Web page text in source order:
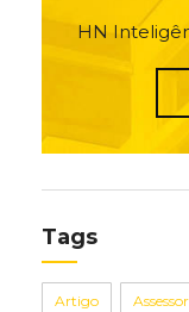
HN
Tags
Artigo